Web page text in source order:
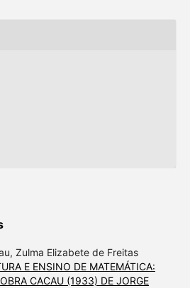
Zulma Elizabete de Freitas
E ENSINO DE MATEMÁTICA:
CACAU (1933) DE JORGE